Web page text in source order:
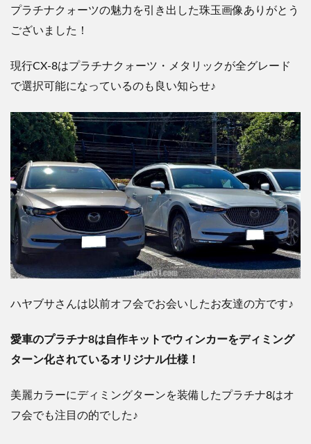
プラチナクォーツの魅力を引き出した珠玉画像ありがとう
ございました！
現行CX-8はプラチナクォーツ・メタリックが全グレード
で選択可能になっているのも良い知らせ♪
ハヤブサさんは以前オフ会でお会いしたお友達の方です♪
愛車のプラチナ8は自作キットでウィンカーをディミング
ターン化されているオリジナル仕様！
美麗カラーにディミングターンを装備したプラチナ8はオ
フ会でも注目の的でした♪